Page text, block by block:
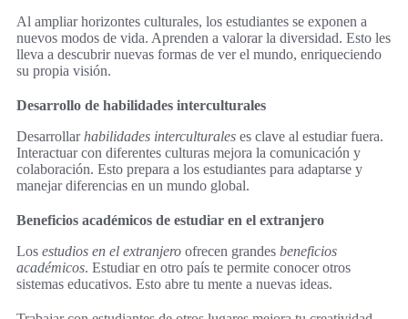
Al ampliar horizontes culturales, los estudiantes se exponen a
nuevos modos de vida. Aprenden a valorar la diversidad. Esto les
lleva a descubrir nuevas formas de ver el mundo, enriqueciendo
su propia visión.
Desarrollo de habilidades interculturales
Desarrollarhabilidades interculturales es clave al estudiar fuera.
Interactuar con diferentes culturas mejora la comunicación y
colaboración. Esto prepara a los estudiantes para adaptarse y
manejar diferencias en un mundo global.
Beneficios académicos de estudiar en el extranjero
Los estudios en el extranjero ofrecen grandes beneficios
académicos. Estudiar en otro país te permite conocer otros
sistemas educativos. Esto abre tu mente a nuevas ideas.